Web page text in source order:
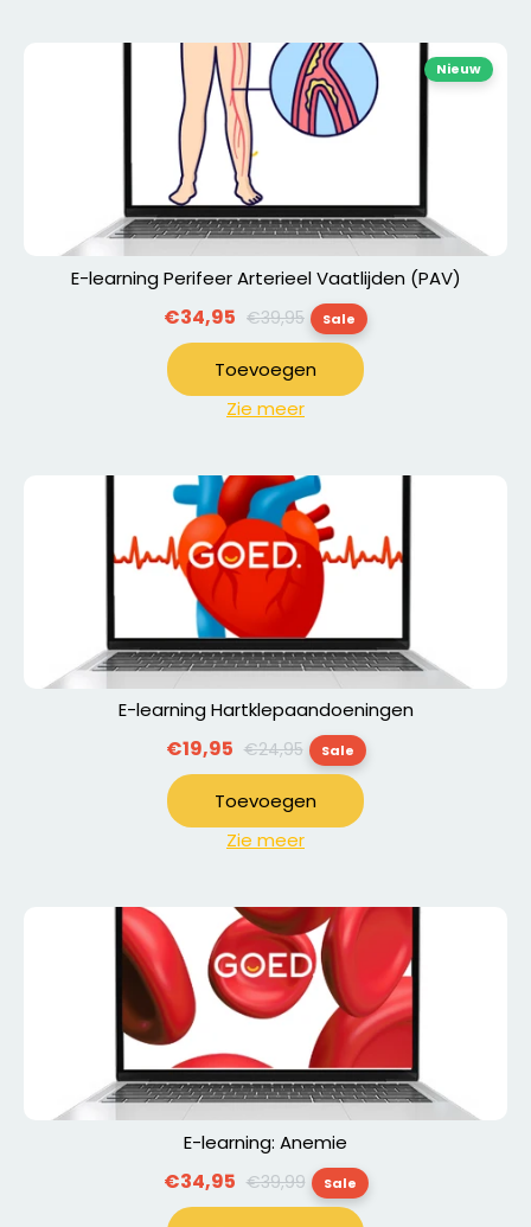
Nieuw
E-learning Perifeer Arterieel Vaatlijden (PAV)
€34,95 Normale
prijs
€39,95 Sale
Toevoegen
Zie meer
E-learning Hartklepaandoeningen
€19,95 Normale
prijs
€24,95 Sale
Toevoegen
Zie meer
E-learning: Anemie
€34,95 Normale
prijs
€39,99 Sale